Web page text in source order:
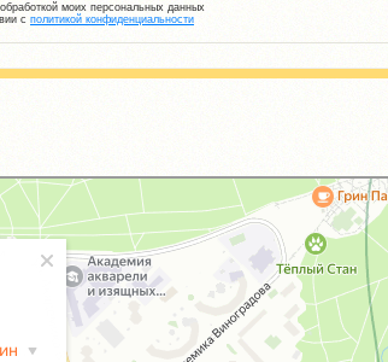
моих персональных данных
с политикой конфиденциальности